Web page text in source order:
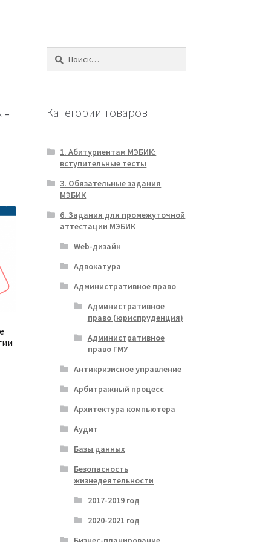
–
Найти:
Категории товаров
1. Абитуриентам МЭБИК:
вступительные тесты
3. Обязательные задания
МЭБИК
6. Задания для промежуточной
аттестации МЭБИК
Web-дизайн
Адвокатура
Административное право
Административное
право (юриспруденция)
Административное
право ГМУ
Антикризисное управление
Арбитражный процесс
Архитектура компьютера
Аудит
Базы данных
Безопасность
жизнедеятельности
2017-2019 год
2020-2021 год